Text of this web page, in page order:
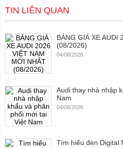
TIN LIÊN QUAN
BẢNG GIÁ XE AUDI
(08/2026)
04/08/2026
Audi thay nhà nhập
Nam
04/08/2026
Tìm hiểu đèn Digital